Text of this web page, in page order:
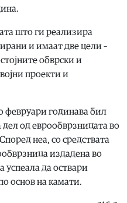
што ги реализира
и имаат две цели –
обврски и
проекти и
февруари годинава бил
од еврообврзницата во
неа, со средствата
издадена во
успеала да оствари
основ на камати.